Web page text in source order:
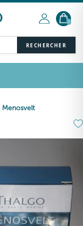
RECHERCHER
0
Menosvelt